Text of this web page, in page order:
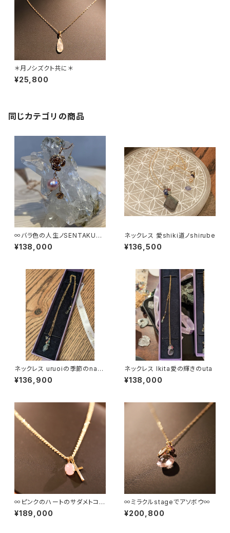
＊月ノシズクト共に＊
¥25,800
同じカテゴリの商品
∞バラ色の人生ノSENTAKUを
∞
¥138,000
ネックレス 愛shiki道ノshirube
¥136,500
ネックレス uruoiの季節のnaka
で
¥136,900
ネックレス Ikita愛の輝きのuta
¥138,000
∞ピンクのハートのサダメトココ
ロのあいだのスキマ∞
¥189,000
∞ミラクルstageでアソボウ∞
¥200,800